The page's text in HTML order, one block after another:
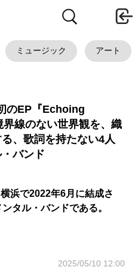
ミュージック アート
EP『Echoing
線のない世界観を、織
、歌詞を持たない4人
バンド
浜で2022年6月に結成さ
タル・バンドである。
2025/05/10 12:00